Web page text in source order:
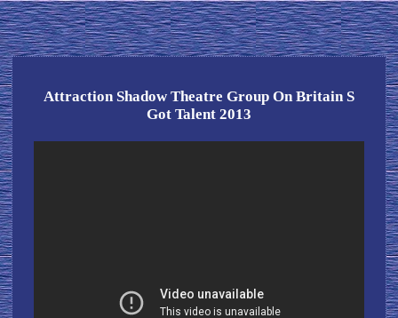
Attraction Shadow Theatre Group On Britain S
Got Talent 2013